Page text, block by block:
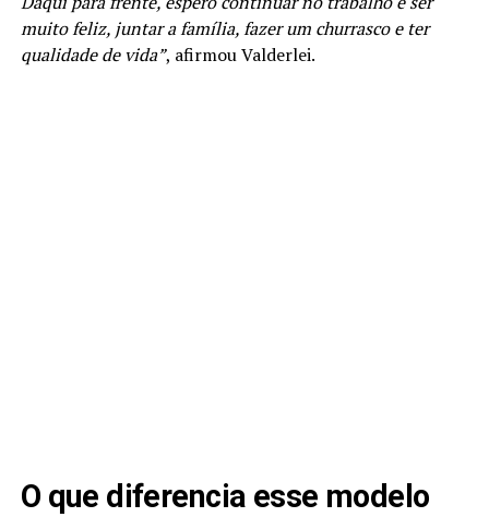
muito feliz, juntar a família, fazer um churrasco e ter
qualidade de vida”, afirmou Valderlei.
O que diferencia esse modelo